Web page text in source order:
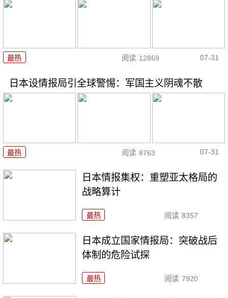
最热 阅读 12869 07-31
日本设情报局引全球警惕：军国主义阴魂不散
最热 阅读 8763 07-31
日本情报集权：重塑亚太格局的
战略算计
最热 阅读 8357
日本成立国家情报局：突破战后
体制的危险试探
最热 阅读 7920